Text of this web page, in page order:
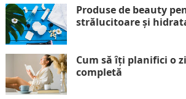
Produse de beauty
strălucitoare și
Cum să îți planifici o
completă